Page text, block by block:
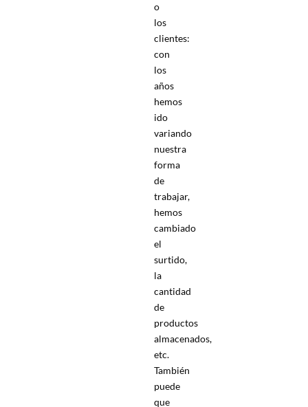
o
los
clientes:
con
los
años
hemos
ido
variando
nuestra
forma
de
trabajar,
hemos
cambiado
el
surtido,
la
cantidad
de
productos
almacenados,
etc.
También
puede
que